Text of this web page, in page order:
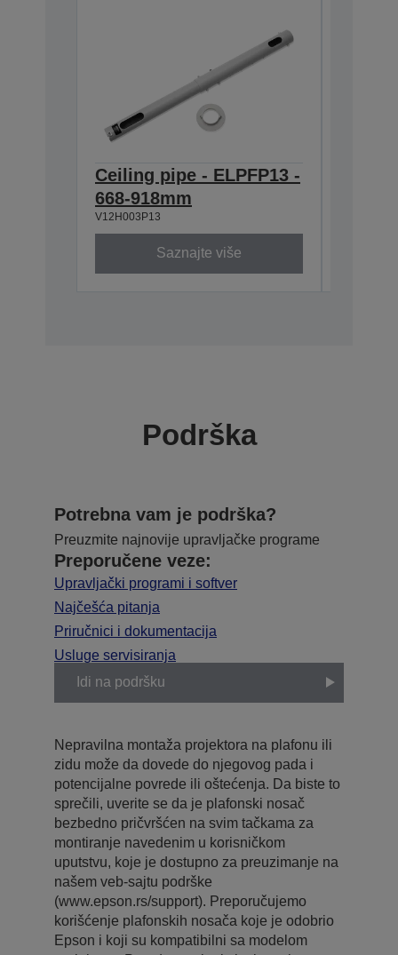
Ceiling pipe - ELPFP13 -
668-918mm
V12H003P13
Saznajte više
Podrška
Potrebna vam je podrška?
Preuzmite najnovije upravljačke programe
Preporučene veze:
Upravljački programi i softver
Najčešća pitanja
Priručnici i dokumentacija
Usluge servisiranja
Idi na podršku
Nepravilna montaža projektora na plafonu ili
zidu može da dovede do njegovog pada i
potencijalne povrede ili oštećenja. Da biste to
sprečili, uverite se da je plafonski nosač
bezbedno pričvršćen na svim tačkama za
montiranje navedenim u korisničkom
uputstvu, koje je dostupno za preuzimanje na
našem veb-sajtu podrške
(www.epson.rs/support). Preporučujemo
korišćenje plafonskih nosača koje je odobrio
Epson i koji su kompatibilni sa modelom